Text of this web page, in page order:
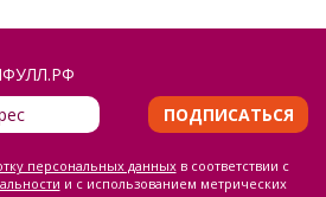
ПОДПИСАТЬСЯ
персональных данныхв соответствии с
и с использованием метрических